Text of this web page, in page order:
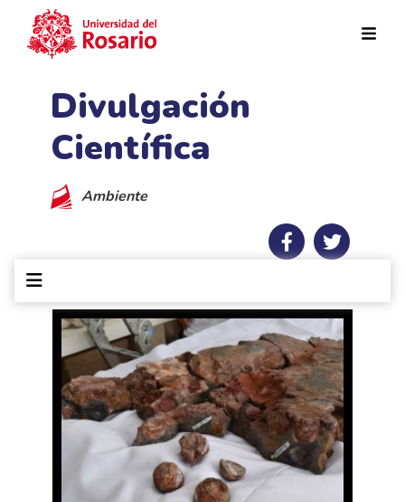
Divulgación
Científica
Ambiente